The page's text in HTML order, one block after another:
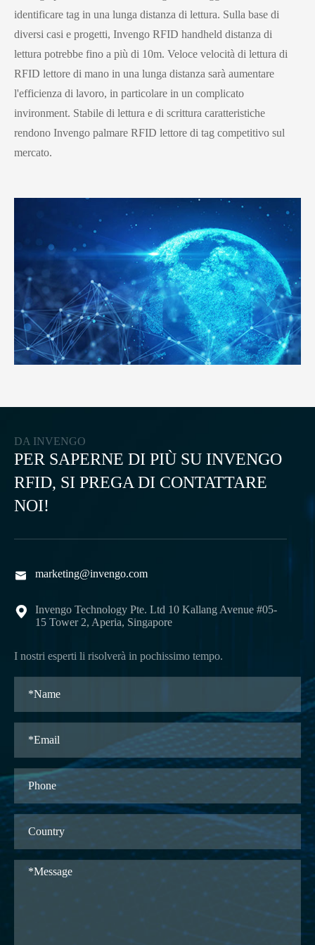
identificare tag in una lunga distanza di lettura. Sulla base di
diversi casi e progetti, Invengo RFID handheld distanza di
lettura potrebbe fino a più di 10m. Veloce velocità di lettura di
RFID lettore di mano in una lunga distanza sarà aumentare
l'efficienza di lavoro, in particolare in un complicato
invironment. Stabile di lettura e di scrittura caratteristiche
rendono Invengo palmare RFID lettore di tag competitivo sul
mercato.
DA INVENGO
PER SAPERNE DI PIÙ SU INVENGO
RFID, SI PREGA DI CONTATTARE
NOI!
 marketing@invengo.com

Invengo Technology Pte. Ltd 10 Kallang Avenue #05-
15 Tower 2, Aperia, Singapore
I nostri esperti li risolverà in pochissimo tempo.